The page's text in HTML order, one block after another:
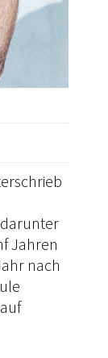
Jahren
nach